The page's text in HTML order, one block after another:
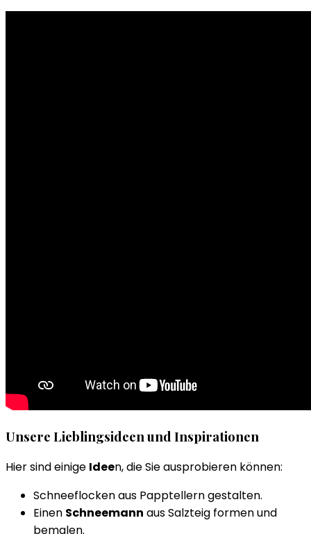
Unsere Lieblingsideen und Inspirationen
Hier sind einige Ideen, die Sie ausprobieren können:
Schneeflocken aus Papptellern gestalten.
Einen Schneemann aus Salzteig formen und
bemalen.